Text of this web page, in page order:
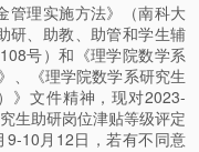
理实施方法》（南科大
研、助教、助管和学生辅
号）和《理学院数学系
、《理学院数学系研究生
》文件精神，现对2023-
生助研岗位津贴等级评定
10月12日，若有不同意